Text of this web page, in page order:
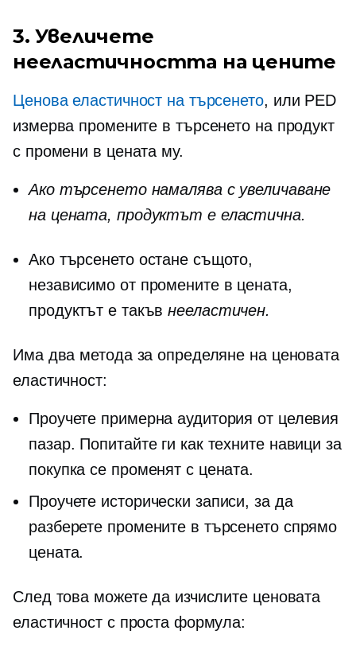
3. Увеличете
нееластичността на цените
Ценова еластичност на търсенето, или PED
измерва промените в търсенето на продукт
с промени в цената му.
Ако търсенето намалява с увеличаване
на цената, продуктът е еластична.
Ако търсенето остане същото,
независимо от промените в цената,
продуктът е такъвнееластичен.
Има два метода за определяне на ценовата
еластичност:
Проучете примерна аудитория от целевия
пазар. Попитайте ги как техните навици за
покупка се променят с цената.
Проучете исторически записи, за да
разберете промените в търсенето спрямо
цената.
След това можете да изчислите ценовата
еластичност с проста формула: